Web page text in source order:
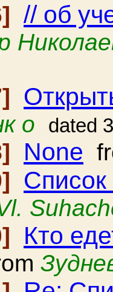
// об
о dated
None
Кто